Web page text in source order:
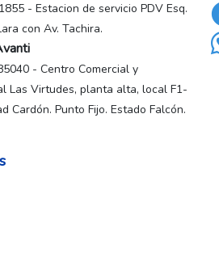
- Estacion de servicio PDV Esq.
con Av. Tachira.
- Centro Comercial y
Las Virtudes, planta alta, local F1-
Cardón. Punto Fijo. Estado Falcón.